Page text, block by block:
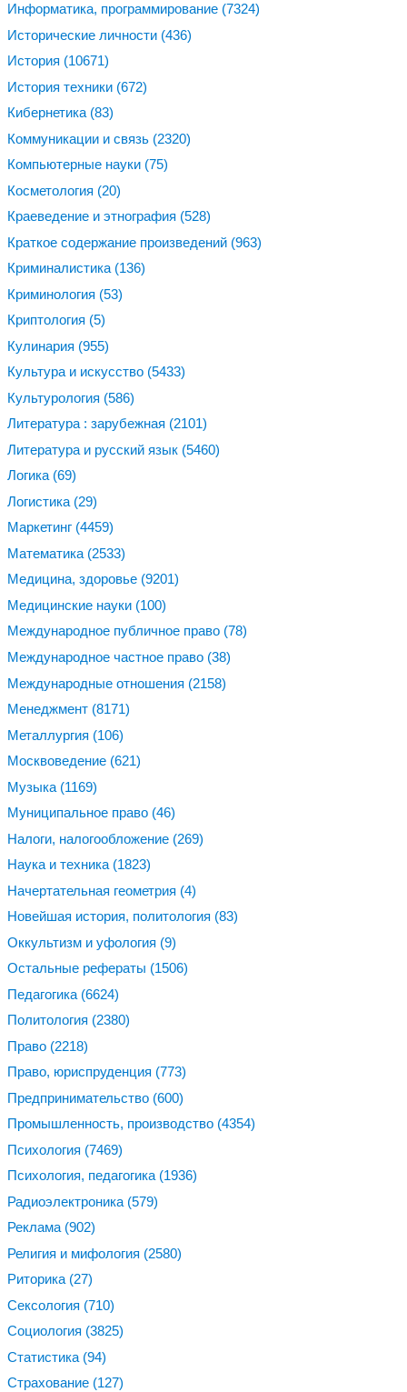
Информатика, программирование (7324)
Исторические личности (436)
История (10671)
История техники (672)
Кибернетика (83)
Коммуникации и связь (2320)
Компьютерные науки (75)
Косметология (20)
Краеведение и этнография (528)
Краткое содержание произведений (963)
Криминалистика (136)
Криминология (53)
Криптология (5)
Кулинария (955)
Культура и искусство (5433)
Культурология (586)
Литература : зарубежная (2101)
Литература и русский язык (5460)
Логика (69)
Логистика (29)
Маркетинг (4459)
Математика (2533)
Медицина, здоровье (9201)
Медицинские науки (100)
Международное публичное право (78)
Международное частное право (38)
Международные отношения (2158)
Менеджмент (8171)
Металлургия (106)
Москвоведение (621)
Музыка (1169)
Муниципальное право (46)
Налоги, налогообложение (269)
Наука и техника (1823)
Начертательная геометрия (4)
Новейшая история, политология (83)
Оккультизм и уфология (9)
Остальные рефераты (1506)
Педагогика (6624)
Политология (2380)
Право (2218)
Право, юриспруденция (773)
Предпринимательство (600)
Промышленность, производство (4354)
Психология (7469)
Психология, педагогика (1936)
Радиоэлектроника (579)
Реклама (902)
Религия и мифология (2580)
Риторика (27)
Сексология (710)
Социология (3825)
Статистика (94)
Страхование (127)